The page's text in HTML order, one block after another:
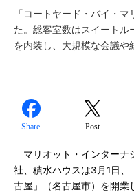
「コートヤード・バイ・
た。総客室数はスイートル
を内装し、大規模な会議や
Share Post
マリオット・インターナ
社、積水ハウスは3月1日、
古屋」（名古屋市）を開業